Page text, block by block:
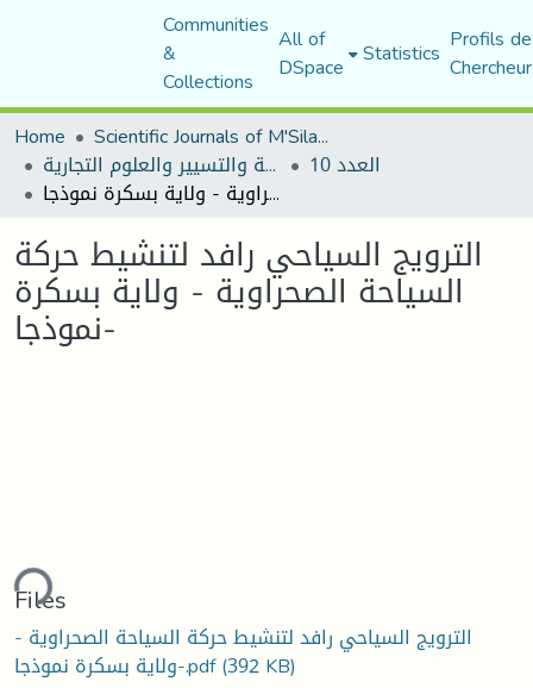
Communities
&
Collections
All of
DSpace Statistics Profils
Home
Scientific Journals of M'Sila University
مجلة العلوم الاقتصادية والتسيير والعلوم التجارية العدد 10
الترويج السياحي رافد لتنشيط حركة السياحة الصحراوية - ولاية بسكرة نموذجا-
الترويج السياحي رافد لتنشيط حركة
السياحة الصحراوية - ولاية بسكرة
نموذجا-
Files
الترويج السياحي رافد لتنشيط حركة السياحة الصحراوية -
ولاية بسكرة نموذجا-.pdf(392 KB)